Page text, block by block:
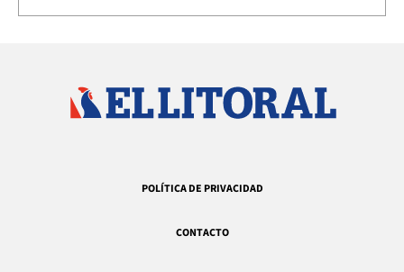
POLÍTICA DE PRIVACIDAD
CONTACTO